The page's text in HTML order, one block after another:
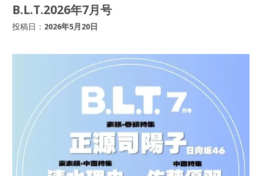
B.L.T.2026年7月号
投稿日： 2026年5月20日